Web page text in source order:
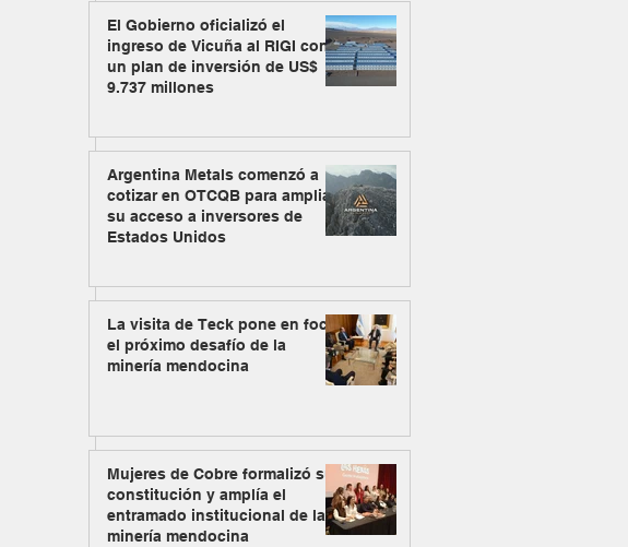
El Gobierno oficializó el
ingreso de Vicuña al RIGI con
un plan de inversión de US$
9.737 millones
Argentina Metals comenzó a
cotizar en OTCQB para ampliar
su acceso a inversores de
Estados Unidos
La visita de Teck pone en foco
el próximo desafío de la
minería mendocina
Mujeres de Cobre formalizó su
constitución y amplía el
entramado institucional de la
minería mendocina